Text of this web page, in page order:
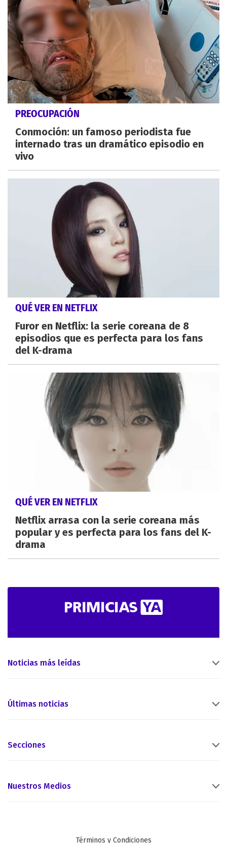
PREOCUPACIÓN
Conmoción: un famoso periodista fue
internado tras un dramático episodio en
vivo
QUÉ VER EN NETFLIX
Furor en Netflix: la serie coreana de 8
episodios que es perfecta para los fans
del K-drama
QUÉ VER EN NETFLIX
Netflix arrasa con la serie coreana más
popular y es perfecta para los fans del K-
drama
Noticias más leídas
Últimas noticias
Secciones
Nuestros Medios
Términos y Condiciones